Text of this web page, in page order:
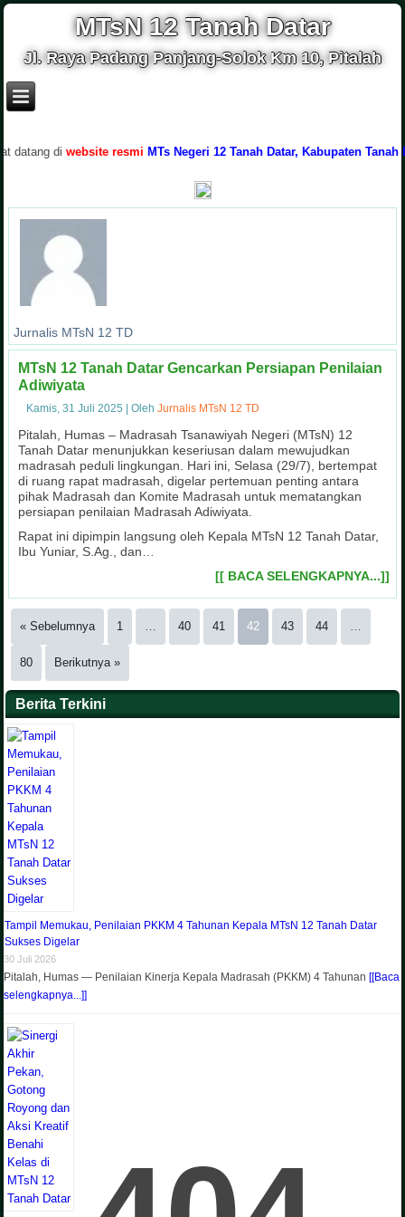
MTsN 12 Tanah Datar
Jl. Raya Padang Panjang-Solok Km 10, Pitalah
diwebsite resmi MTs Negeri 12 Tanah Datar, Kabupaten Tanah
Jurnalis MTsN 12 TD
MTsN 12 Tanah Datar Gencarkan Persiapan Penilaian
Adiwiyata
Kamis, 31 Juli 2025 |Oleh Jurnalis MTsN 12 TD
Pitalah, Humas – Madrasah Tsanawiyah Negeri (MTsN) 12
Tanah Datar menunjukkan keseriusan dalam mewujudkan
madrasah peduli lingkungan. Hari ini, Selasa (29/7), bertempat
di ruang rapat madrasah, digelar pertemuan penting antara
pihak Madrasah dan Komite Madrasah untuk mematangkan
persiapan penilaian Madrasah Adiwiyata.
Rapat ini dipimpin langsung oleh Kepala MTsN 12 Tanah Datar,
Ibu Yuniar, S.Ag., dan…
[[ BACA SELENGKAPNYA...]]
« Sebelumnya 1 40 41 42 43 44
80 Berikutnya »
Berita Terkini
Tampil Memukau, Penilaian PKKM 4 Tahunan Kepala MTsN 12 Tanah Datar
Sukses Digelar
30 Juli 2026
Pitalah, Humas — Penilaian Kinerja Kepala Madrasah (PKKM) 4 Tahunan[[Baca
selengkapnya...]]